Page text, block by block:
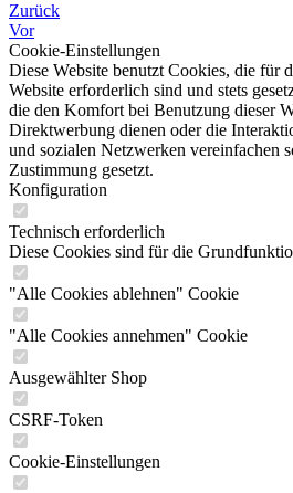
Zurück
Vor
Cookie-Einstellungen
Diese Website benutzt Cookies, die für
Website erforderlich sind und stets
die den Komfort bei Benutzung dieser
Direktwerbung dienen oder die
und sozialen Netzwerken vereinfachen
Zustimmung gesetzt.
Konfiguration
Technisch erforderlich
Diese Cookies sind für die
"Alle Cookies ablehnen" Cookie
"Alle Cookies annehmen" Cookie
Ausgewählter Shop
CSRF-Token
Cookie-Einstellungen